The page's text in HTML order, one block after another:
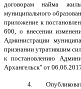
договорам найма
муниципального
приложение к
600, о внесении
Администрации
признании утратившим
к постановлению
Архангельск" от
4. Опубликовать